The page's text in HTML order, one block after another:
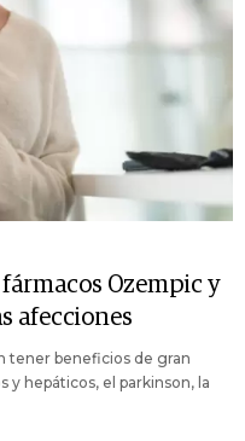
Ozempic y
afecciones
tener beneficios de gran
y hepáticos, el parkinson, la